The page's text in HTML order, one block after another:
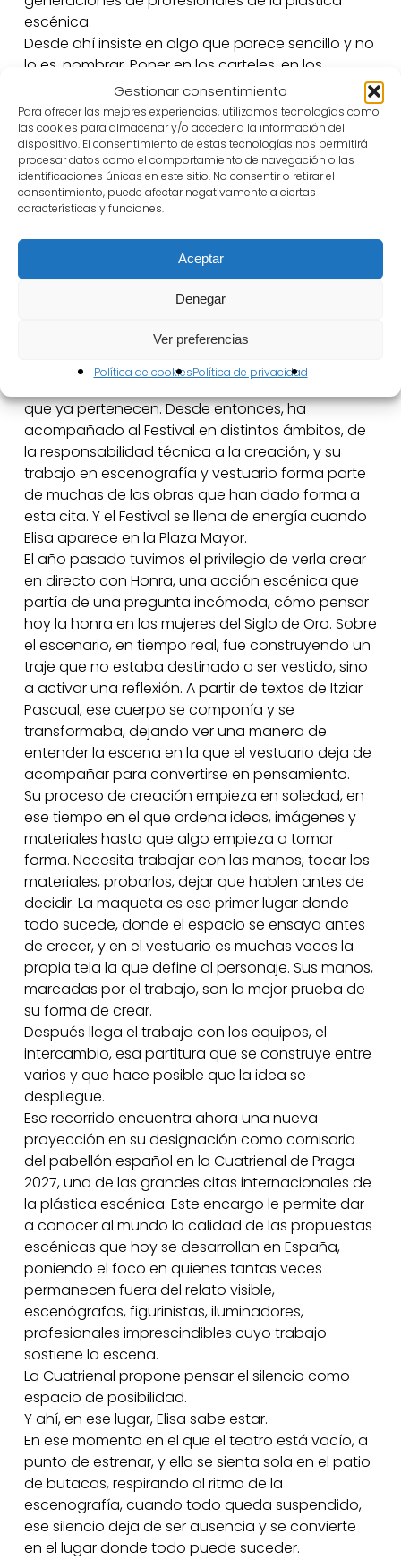
Gestionar consentimiento
Para ofrecer las mejores experiencias, utilizamos tecnologías como
las cookies para almacenar y/o acceder a la información del
dispositivo. El consentimiento de estas tecnologías nos permitirá
procesar datos como el comportamiento de navegación o las
identificaciones únicas en este sitio. No consentir o retirar el
consentimiento, puede afectar negativamente a ciertas
características y funciones.
Aceptar
Denegar
Ver preferencias
Política de cookiesPolítica de privacidad
escénica.
Desde ahí insiste en algo que parece sencillo y no
lo es, nombrar. Poner en los carteles, en los
programas, en la conversación, las palabras
escenografía, vestuario, iluminación. Hacer
visibles los oficios que sostienen lo que ocurre
sobre el escenario. Porque nombrar es reconocer,
y reconocer es también una forma de cuidado.
Defiende ese lugar desde la Asociación de
Artistas Plásticos Escénicos y Audiovisuales de
España, de la que es impulsora, trabajando junto
a otros colegas para dar visibilidad y dignidad a
estas profesiones en un contexto cada vez más
Sanz? Y, sobre todo, ¿qué significa Elisa para
nosotros? Llegó un día y se quedó, como se
que ya pertenecen. Desde entonces, ha
acompañado al Festival en distintos ámbitos, de
la responsabilidad técnica a la creación, y su
trabajo en escenografía y vestuario forma parte
de muchas de las obras que han dado forma a
esta cita. Y el Festival se llena de energía cuando
Elisa aparece en la Plaza Mayor.
El año pasado tuvimos el privilegio de verla crear
en directo con Honra, una acción escénica que
partía de una pregunta incómoda, cómo pensar
hoy la honra en las mujeres del Siglo de Oro. Sobre
el escenario, en tiempo real, fue construyendo un
traje que no estaba destinado a ser vestido, sino
a activar una reflexión. A partir de textos de Itziar
Pascual, ese cuerpo se componía y se
transformaba, dejando ver una manera de
entender la escena en la que el vestuario deja de
acompañar para convertirse en pensamiento.
Su proceso de creación empieza en soledad, en
ese tiempo en el que ordena ideas, imágenes y
materiales hasta que algo empieza a tomar
forma. Necesita trabajar con las manos, tocar los
materiales, probarlos, dejar que hablen antes de
decidir. La maqueta es ese primer lugar donde
todo sucede, donde el espacio se ensaya antes
de crecer, y en el vestuario es muchas veces la
propia tela la que define al personaje. Sus manos,
marcadas por el trabajo, son la mejor prueba de
su forma de crear.
Después llega el trabajo con los equipos, el
intercambio, esa partitura que se construye entre
varios y que hace posible que la idea se
despliegue.
Ese recorrido encuentra ahora una nueva
proyección en su designación como comisaria
del pabellón español en la Cuatrienal de Praga
2027, una de las grandes citas internacionales de
la plástica escénica. Este encargo le permite dar
a conocer al mundo la calidad de las propuestas
escénicas que hoy se desarrollan en España,
poniendo el foco en quienes tantas veces
permanecen fuera del relato visible,
escenógrafos, figurinistas, iluminadores,
profesionales imprescindibles cuyo trabajo
sostiene la escena.
La Cuatrienal propone pensar el silencio como
espacio de posibilidad.
Y ahí, en ese lugar, Elisa sabe estar.
En ese momento en el que el teatro está vacío, a
punto de estrenar, y ella se sienta sola en el patio
de butacas, respirando al ritmo de la
escenografía, cuando todo queda suspendido,
ese silencio deja de ser ausencia y se convierte
en el lugar donde todo puede suceder.